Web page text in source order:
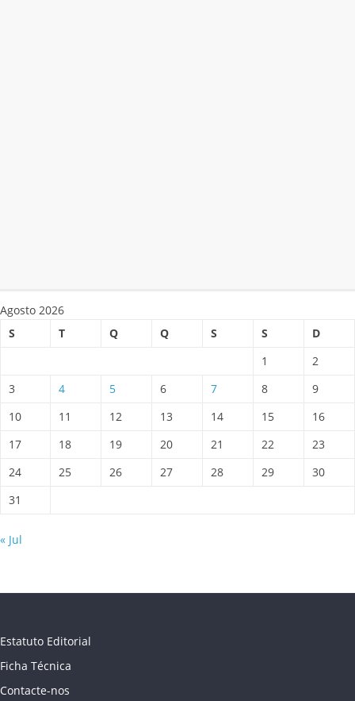
Agosto 2026
S
T Q Q S S
D
1
2
3
4 5 6 7 8
9
10
11 12 13 14 15
16
17
18 19 20 21 22
23
24
25 26 27 28 29
30
31
« Jul
Estatuto Editorial
Ficha Técnica
Contacte-nos